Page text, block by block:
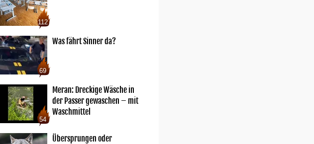
112
69
Was fährt Sinner da?
54
Meran: Dreckige Wäsche in
der Passer gewaschen – mit
Waschmittel
Übersprungen oder